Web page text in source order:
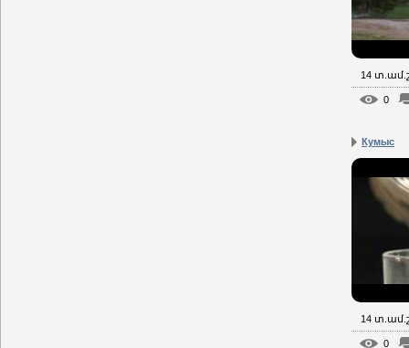
14
0
Кумыс
14
0